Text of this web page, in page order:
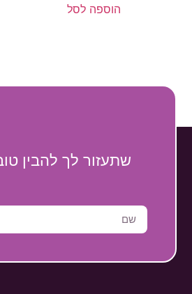
הוספה לסל
שתעזור לך להבין